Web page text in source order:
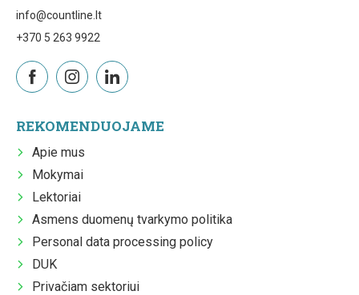
info@countline.lt
+370 5 263 9922
REKOMENDUOJAME
Apie mus
Mokymai
Lektoriai
Asmens duomenų tvarkymo politika
Personal data processing policy
DUK
Privačiam sektoriui